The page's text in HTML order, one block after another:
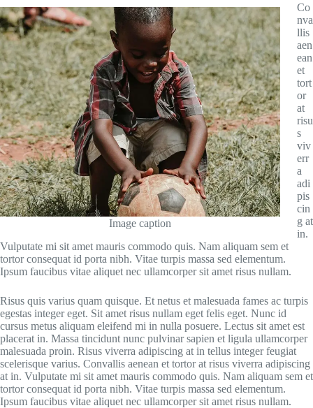
Image caption
Co
nva
llis
aen
ean
et
tort
or
at
risu
s
viv
err
a
adi
pis
cin
g at
in.
Vulputate mi sit amet mauris commodo quis. Nam aliquam sem et
tortor consequat id porta nibh. Vitae turpis massa sed elementum.
Ipsum faucibus vitae aliquet nec ullamcorper sit amet risus nullam.
Risus quis varius quam quisque. Et netus et malesuada fames ac turpis
egestas integer eget. Sit amet risus nullam eget felis eget. Nunc id
cursus metus aliquam eleifend mi in nulla posuere. Lectus sit amet est
placerat in. Massa tincidunt nunc pulvinar sapien et ligula ullamcorper
malesuada proin. Risus viverra adipiscing at in tellus integer feugiat
scelerisque varius. Convallis aenean et tortor at risus viverra adipiscing
at in. Vulputate mi sit amet mauris commodo quis. Nam aliquam sem et
tortor consequat id porta nibh. Vitae turpis massa sed elementum.
Ipsum faucibus vitae aliquet nec ullamcorper sit amet risus nullam.